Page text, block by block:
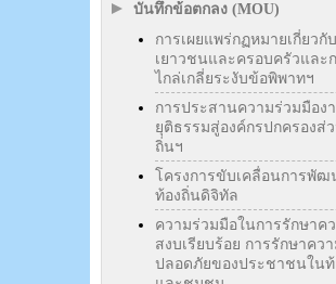
บันทึกข้อตกลง (MOU)
การเผยแพร่กฏหมายเกี่ยวกับ
เยาวชนและครอบครัวและ
ไกล่เกลี่ยระงับข้อพิพาทฯ
การประสานความร่วมมือง
ยุติธรรมสู่องค์กรปกครองส่
ถิ่นฯ
โครงการขับเคลื่อนการพัฒ
ท้องถิ่นดิจิทัล
ความร่วมมือในการรักษาค
สงบเรียบร้อย การรักษาคว
ปลอดภัยของประชาชนในท้